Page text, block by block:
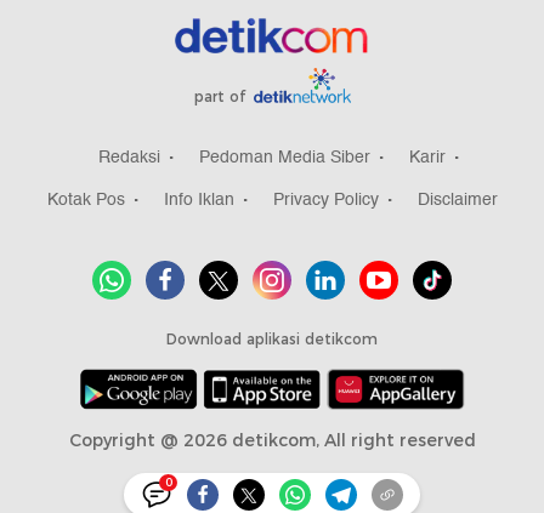
0
part of
Redaksi Pedoman Media Siber
Karir
Kotak Pos
Info Iklan Privacy Policy Disclaimer
Download aplikasi detikcom
Copyright @ 2026 detikcom, All right reserved